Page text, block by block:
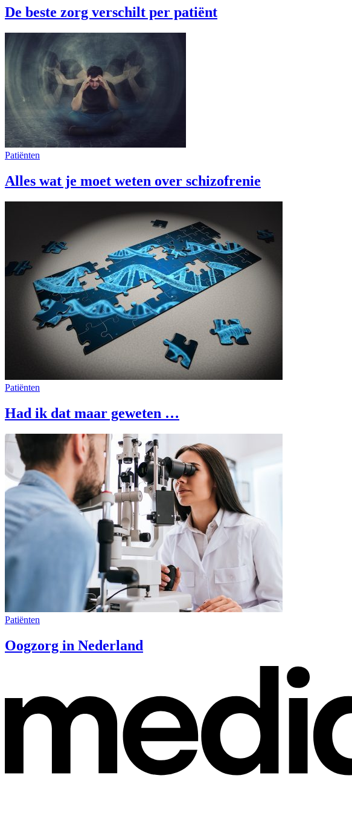
De beste zorg verschilt per patiënt
Patiënten
Alles wat je moet weten over schizofrenie
Patiënten
Had ik dat maar geweten …
Patiënten
Oogzorg in Nederland